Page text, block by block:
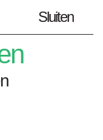
nl
Sluiten